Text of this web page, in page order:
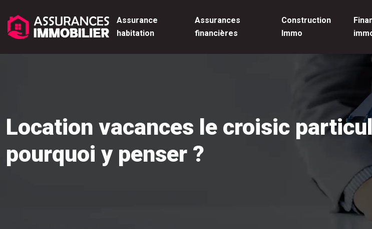
Assurance
habitation
Assurances
financières
Construction
Immo
Location vacances le croisic
pourquoi y penser ?